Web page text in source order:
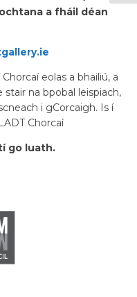
a fháil déan
eolas a bhailiú, a
na bpobal leispiach,
i gCorcaigh. Is í
Chorcaí
go luath.